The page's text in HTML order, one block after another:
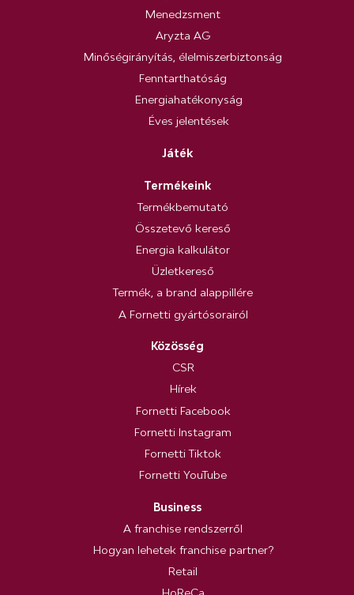
Menedzsment
Aryzta AG
Minőségirányítás, élelmiszerbiztonság
Fenntarthatóság
Energiahatékonyság
Éves jelentések
Játék
Termékeink
Termékbemutató
Összetevő kereső
Energia kalkulátor
Üzletkereső
Termék, a brand alappillére
A Fornetti gyártósorairól
Közösség
CSR
Hírek
Fornetti Facebook
Fornetti Instagram
Fornetti Tiktok
Fornetti YouTube
Business
A franchise rendszerről
Hogyan lehetek franchise partner?
Retail